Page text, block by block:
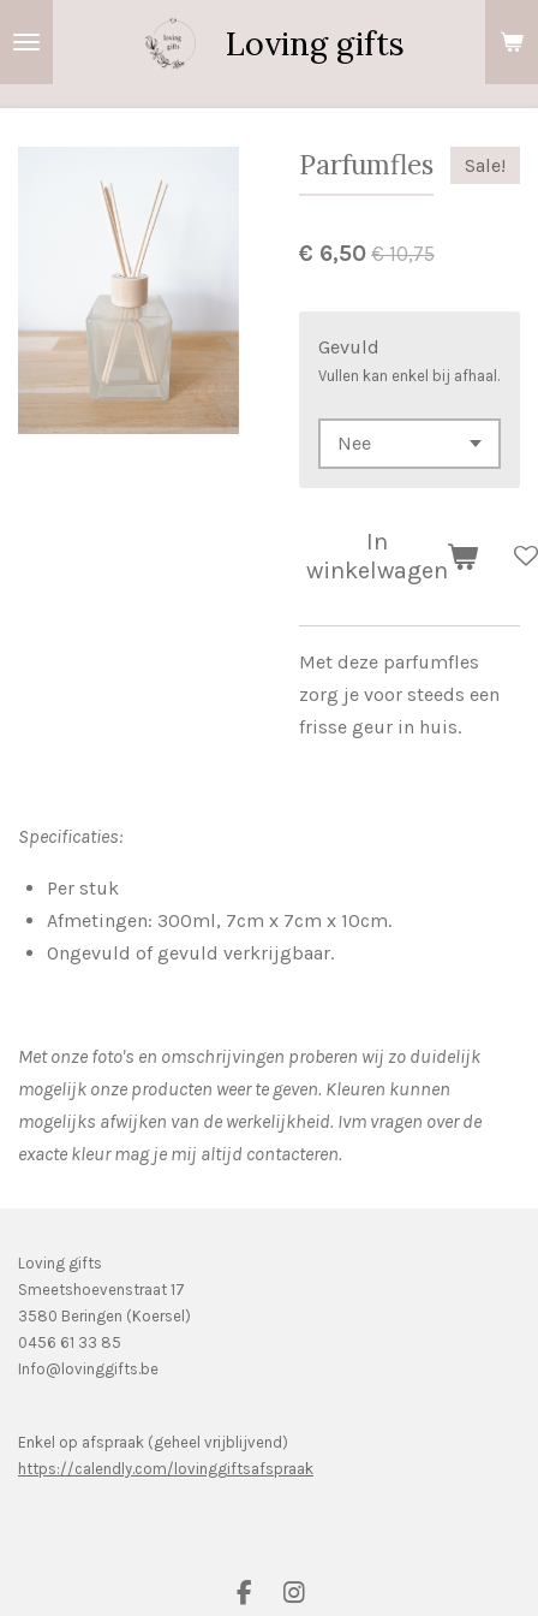
Loving gifts
Parfumfles Sale!
€ 6,50 € 10,75
Gevuld
Vullen kan enkel bij afhaal.
In
winkelwagen
Met deze parfumfles
zorg je voor steeds een
frisse geur in huis.
Specificaties:
Per stuk
Afmetingen: 300ml, 7cm x 7cm x 10cm.
Ongevuld of gevuld verkrijgbaar.
Met onze foto's en omschrijvingen proberen wij zo duidelijk
mogelijk onze producten weer te geven. Kleuren kunnen
mogelijks afwijken van de werkelijkheid. Ivm vragen over de
exacte kleur mag je mij altijd contacteren.
Loving gifts
Smeetshoevenstraat 17
3580 Beringen (Koersel)
0456 61 33 85
Info@lovinggifts.be
Enkel op afspraak (geheel vrijblijvend)
https://calendly.com/lovinggiftsafspraak
F
I